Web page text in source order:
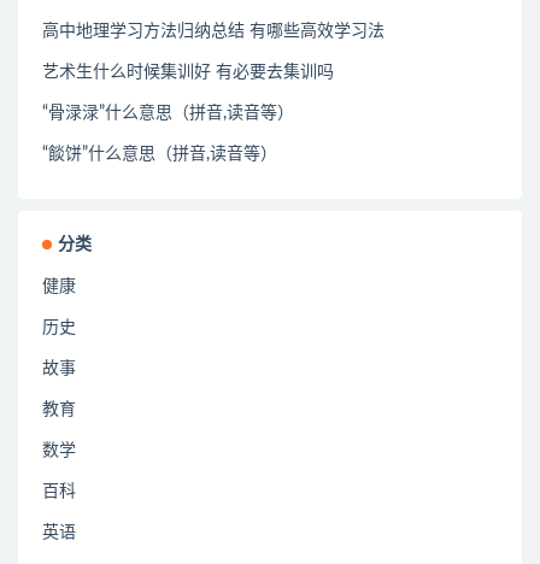
高中地理学习方法归纳总结 有哪些高效学习法
艺术生什么时候集训好 有必要去集训吗
“骨渌渌”什么意思（拼音,读音等）
“餤饼”什么意思（拼音,读音等）
分类
健康
历史
故事
教育
数学
百科
英语